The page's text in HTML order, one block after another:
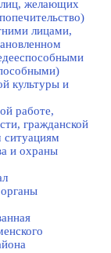
лиц, желающих
лицами,
культуры и
работе,
гражданской
и охраны